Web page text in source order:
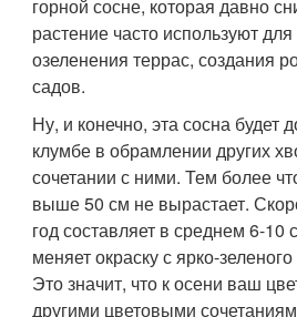
горной сосне, которая давно
растение часто используют
озеленения террас, создания
садов.
Ну, и конечно, эта сосна будет
клумбе в обрамлении других
сочетании с ними. Тем более
выше 50 см не вырастает.
год составляет в среднем 6-10
меняет окраску с ярко-
Это значит, что к осени ваш
другими цветовыми